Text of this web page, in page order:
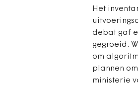
Het
debat gaf
gegroeid.
om
plannen
ministerie